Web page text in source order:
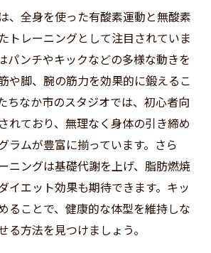
、全身を使った有酸素運動と無酸素
トレーニングとして注目されていま
パンチやキックなどの多様な動きを
や脚、腕の筋力を効果的に鍛えるこ
ちなか市のスタジオでは、初心者向
れており、無理なく身体の引き締め
ラムが豊富に揃っています。さら
ニングは基礎代謝を上げ、脂肪燃焼
イエット効果も期待できます。キッ
ることで、健康的な体型を維持しな
る方法を見つけましょう。